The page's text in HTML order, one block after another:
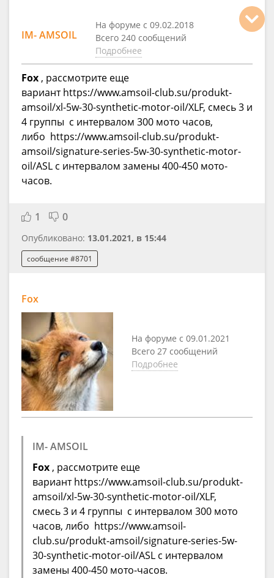
IM- AMSOIL
На форуме с 09.02.2018
Всего 240 сообщений
Подробнее
Fox , рассмотрите еще
вариант https://www.amsoil-club.su/produkt-
amsoil/xl-5w-30-synthetic-motor-oil/XLF, смесь 3 и
4 группы с интервалом 300 мото часов,
либо https://www.amsoil-club.su/produkt-
amsoil/signature-series-5w-30-synthetic-motor-
oil/ASL с интервалом замены 400-450 мото-
часов.
1 0
Опубликовано: 13.01.2021, в 15:44
сообщение #8701
Fox
На форуме с 09.01.2021
Всего 27 сообщений
Подробнее
IM- AMSOIL
Fox , рассмотрите еще
вариант https://www.amsoil-club.su/produkt-
amsoil/xl-5w-30-synthetic-motor-oil/XLF,
смесь 3 и 4 группы с интервалом 300 мото
часов, либо https://www.amsoil-
club.su/produkt-amsoil/signature-series-5w-
30-synthetic-motor-oil/ASL с интервалом
замены 400-450 мото-часов.